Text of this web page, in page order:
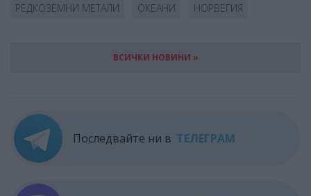
РЕДКОЗЕМНИ МЕТАЛИ ОКЕАНИ НОРВЕГИЯ
ВСИЧКИ НОВИНИ »
Последвайте ни в ТЕЛЕГРАМ